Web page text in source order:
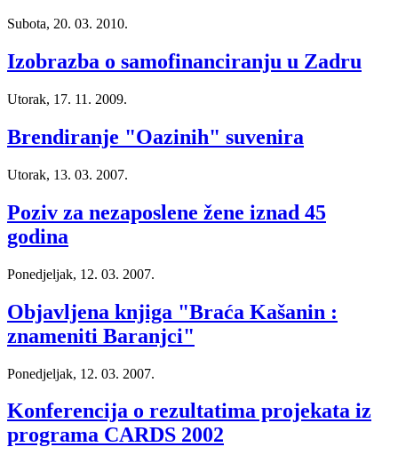
Subota, 20. 03. 2010.
Izobrazba o samofinanciranju u Zadru
Utorak, 17. 11. 2009.
Brendiranje "Oazinih" suvenira
Utorak, 13. 03. 2007.
Poziv za nezaposlene žene iznad 45
godina
Ponedjeljak, 12. 03. 2007.
Objavljena knjiga "Braća Kašanin :
znameniti Baranjci"
Ponedjeljak, 12. 03. 2007.
Konferencija o rezultatima projekata iz
programa CARDS 2002